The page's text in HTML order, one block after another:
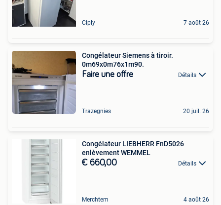
Ciply 7 août 26
Congélateur Siemens à tiroir.
0m69x0m76x1m90.
Faire une offre Détails
Trazegnies 20 juil. 26
Congélateur LIEBHERR FnD5026
enlèvement WEMMEL
€ 660,00 Détails
Merchtem 4 août 26